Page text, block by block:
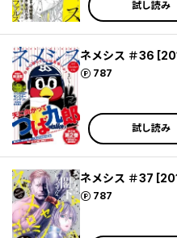
試し読み
ネメシス ＃36
787
ポイント
試し読み
ネメシス ＃37
787
ポイント